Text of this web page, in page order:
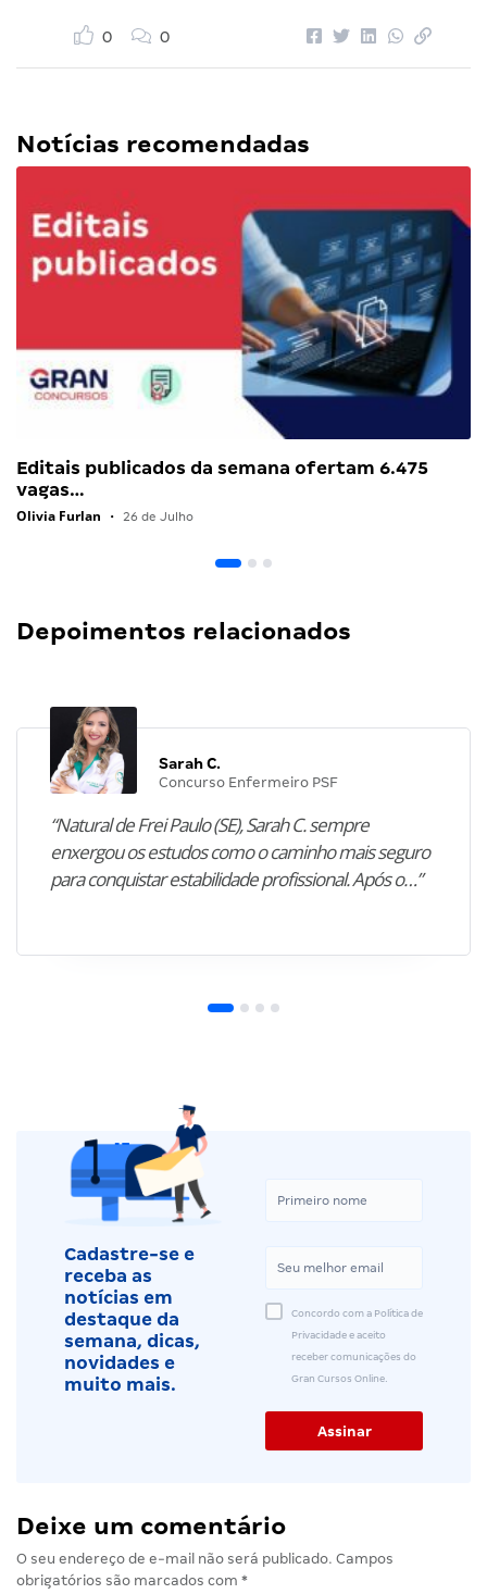
0 0
Notícias recomendadas
Editais publicados da semana ofertam 6.475
vagas…
Olivia Furlan • 26 de Julho
Depoimentos relacionados
Sarah C.
Concurso Enfermeiro PSF
“Natural de Frei Paulo (SE), Sarah C. sempre
enxergou os estudos como o caminho mais seguro
para conquistar estabilidade profissional. Após o…”
Cadastre-se e
receba as
notícias em
destaque da
semana, dicas,
novidades e
muito mais.
Concordo com a Política de
Privacidade e aceito
receber comunicações do
Gran Cursos Online.
Deixe um comentário
O seu endereço de e-mail não será publicado. Campos
obrigatórios são marcados com *